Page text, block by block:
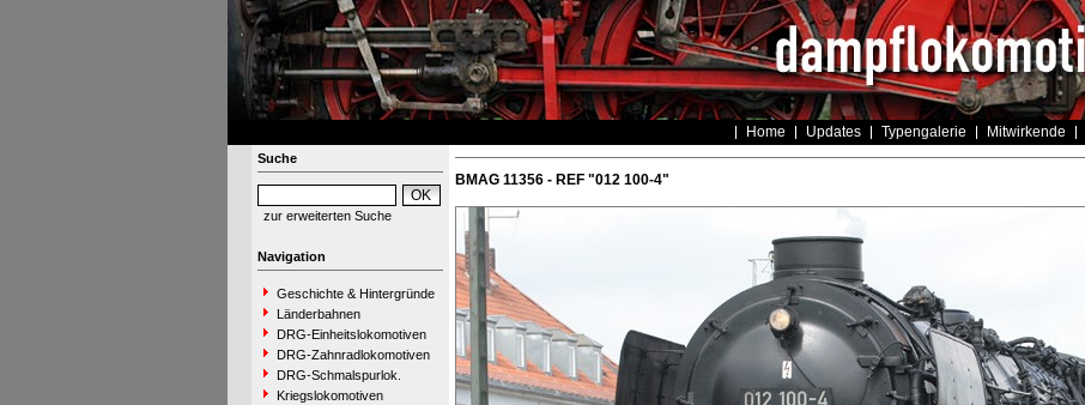
Home Updates Typengalerie Mitwirkende
Suche
zur erweiterten Suche
Navigation
Geschichte & Hintergründe
Länderbahnen
DRG-Einheitslokomotiven
DRG-Zahnradlokomotiven
DRG-Schmalspurlok.
Kriegslokomotiven
BMAG 11356 - REF "012 100-4"